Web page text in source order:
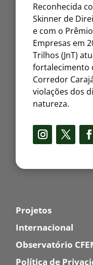
Reconhecida
Skinner de
e com o
Empresas em
Trilhos (JnT)
fortalecimento
Corredor
violações dos
natureza.
Projetos
Internacional
Observatório
Política de